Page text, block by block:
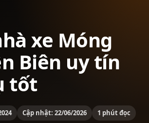
xe Móng
Biên uy tín
tốt
Cập nhật: 22/06/2026
1 phút đọc